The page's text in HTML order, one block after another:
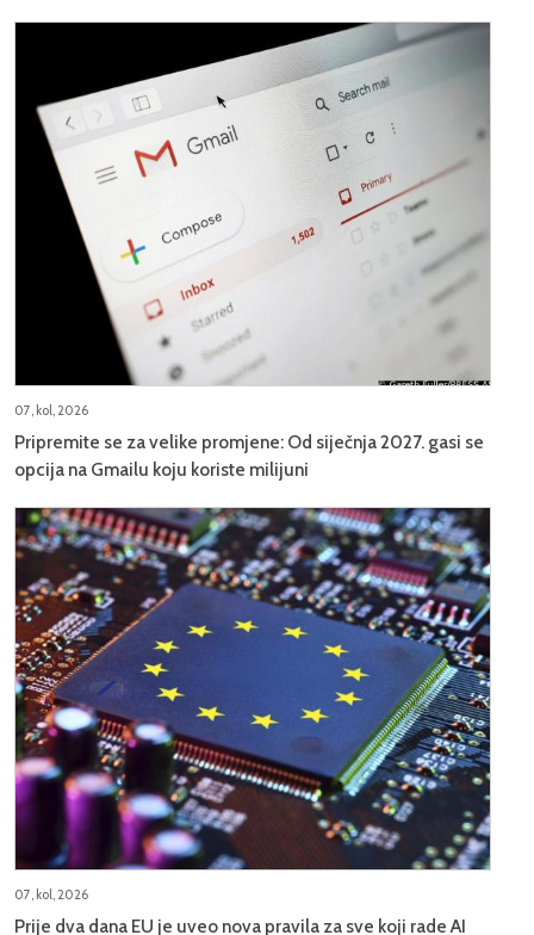
07, kol, 2026
Pripremite se za velike promjene: Od siječnja 2027. gasi se
opcija na Gmailu koju koriste milijuni
07, kol, 2026
Prije dva dana EU je uveo nova pravila za sve koji rade AI